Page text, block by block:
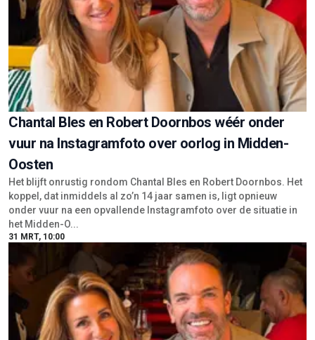
Chantal Bles en Robert Doornbos wéér onder
vuur na Instagramfoto over oorlog in Midden-
Oosten
Het blijft onrustig rondom Chantal Bles en Robert Doornbos. Het
koppel, dat inmiddels al zo’n 14 jaar samen is, ligt opnieuw
onder vuur na een opvallende Instagramfoto over de situatie in
het Midden-O...
31 MRT, 10:00